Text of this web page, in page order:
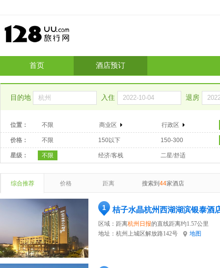
首页 酒店预订
目的地 入住 退房
位置： 不限 商业区 行政区
价格： 不限 150以下 150-300
星级： 不限 经济/客栈 二星/舒适
综合推荐 价格 距离 搜索到 44家酒店
1 桔子水晶杭州西湖湖滨银泰酒
区域：距离杭州日报的直线距离约1.57公里
地址： 杭州上城区解放路142号 地图